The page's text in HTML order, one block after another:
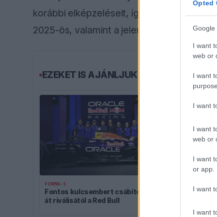
Opted
Google
I want
web or
I want
I want
I want
web or
I want
or app.
I want
I want
korábbi elképzeléseit, így Jorge Martín
2025-ös, valamint a jelenlegi szezonra.
EZEKET IS AJÁNLJUK
FORMA-1
Fontos kulcsembert csábított
át riválisától a Red Bull
FORMA-1
áttörésben,